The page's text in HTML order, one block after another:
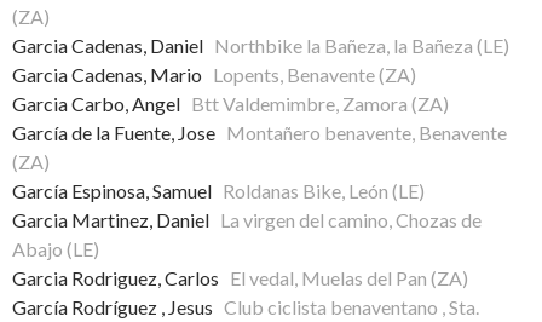
(ZA)
Garcia Cadenas, Daniel Northbike la Bañeza, la Bañeza (LE)
Garcia Cadenas, Mario Lopents, Benavente (ZA)
Garcia Carbo, Angel Btt Valdemimbre, Zamora (ZA)
García de la Fuente, Jose Montañero benavente, Benavente
(ZA)
García Espinosa, Samuel Roldanas Bike, León (LE)
Garcia Martinez, Daniel La virgen del camino, Chozas de
Abajo (LE)
Garcia Rodriguez, Carlos El vedal, Muelas del Pan (ZA)
García Rodríguez , Jesus Club ciclista benaventano , Sta.